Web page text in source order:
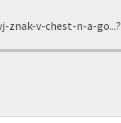
v-chest-n-a-go...?